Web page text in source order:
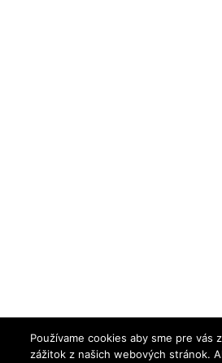
Používame cookies aby sme pre vás
zážitok z našich webových stránok.